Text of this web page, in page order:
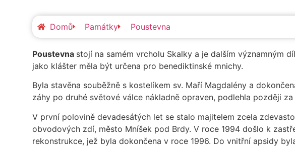
Domů Památky Poustevna
Poustevna stojí na samém vrcholu Skalky a je dalším významným
jako klášter měla být určena pro benediktinské mnichy.
Byla stavěna souběžně s kostelíkem sv. Maří Magdalény a
záhy po druhé světové válce nákladně opraven, podlehla později
V první polovině devadesátých let se stalo majitelem zcela
obvodových zdí, město Mníšek pod Brdy. V roce 1994 došlo k
rekonstrukce, jež byla dokončena v roce 1996. Do vnitřní apsidy